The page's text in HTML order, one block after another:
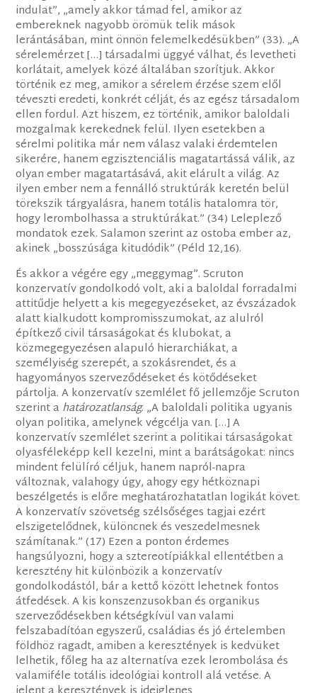
indulat”, „amely akkor támad fel, amikor az
embereknek nagyobb örömük telik mások
lerántásában, mint önnön felemelkedésükben” (33). „A
sérelemérzet […] társadalmi üggyé válhat, és levetheti
korlátait, amelyek közé általában szorítjuk. Akkor
történik ez meg, amikor a sérelem érzése szem elől
téveszti eredeti, konkrét célját, és az egész társadalom
ellen fordul. Azt hiszem, ez történik, amikor baloldali
mozgalmak kerekednek felül. Ilyen esetekben a
sérelmi politika már nem válasz valaki érdemtelen
sikerére, hanem egzisztenciális magatartássá válik, az
olyan ember magatartásává, akit elárult a világ. Az
ilyen ember nem a fennálló struktúrák keretén belül
törekszik tárgyalásra, hanem totális hatalomra tör,
hogy lerombolhassa a struktúrákat.” (34) Leleplező
mondatok ezek. Salamon szerint az ostoba ember az,
akinek „bosszúsága kitudódik” (Péld 12,16).
És akkor a végére egy „meggymag”. Scruton
konzervatív gondolkodó volt, aki a baloldal forradalmi
attitűdje helyett a kis megegyezéseket, az évszázadok
alatt kialkudott kompromisszumokat, az alulról
építkező civil társaságokat és klubokat, a
közmegegyezésen alapuló hierarchiákat, a
személyiség szerepét, a szokásrendet, és a
hagyományos szerveződéseket és kötődéseket
pártolja. A konzervatív szemlélet fő jellemzője Scruton
szerint ahatározatlanság. „A baloldali politika ugyanis
olyan politika, amelynek végcélja van. […] A
konzervatív szemlélet szerint a politikai társaságokat
olyasféleképp kell kezelni, mint a barátságokat: nincs
mindent felülíró céljuk, hanem napról-napra
változnak, valahogy úgy, ahogy egy hétköznapi
beszélgetés is előre meghatározhatatlan logikát követ.
A konzervatív szövetség szélsőséges tagjai ezért
elszigetelődnek, különcnek és veszedelmesnek
számítanak.” (17) Ezen a ponton érdemes
hangsúlyozni, hogy a sztereotípiákkal ellentétben a
keresztény hit különbözik a konzervatív
gondolkodástól, bár a kettő között lehetnek fontos
átfedések. A kis konszenzusokban és organikus
szerveződésekben kétségkívül van valami
felszabadítóan egyszerű, családias és jó értelemben
földhöz ragadt, amiben a keresztények is kedvüket
lelhetik, főleg ha az alternatíva ezek lerombolása és
valamiféle totális ideológiai kontroll alá vetése. A